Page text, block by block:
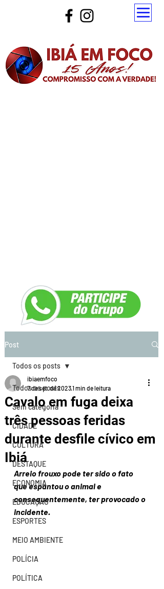
Post
Todos os posts
Sem categoria
CIDADE
CULTURA
DESTAQUE
ECONOMIA
EDUCAÇÃO
ESPORTES
MEIO AMBIENTE
POLÍCIA
POLÍTICA
Todos os posts
Cavalo em fuga deixa
três pessoas feridas
durante desfile cívico em
Ibiá
ibiaemfoco
7 de set. de 20231 min de leitura
Arreio frouxo pode ter sido o fato
que espantou o animal e
consequentemente, ter provocado o
incidente.